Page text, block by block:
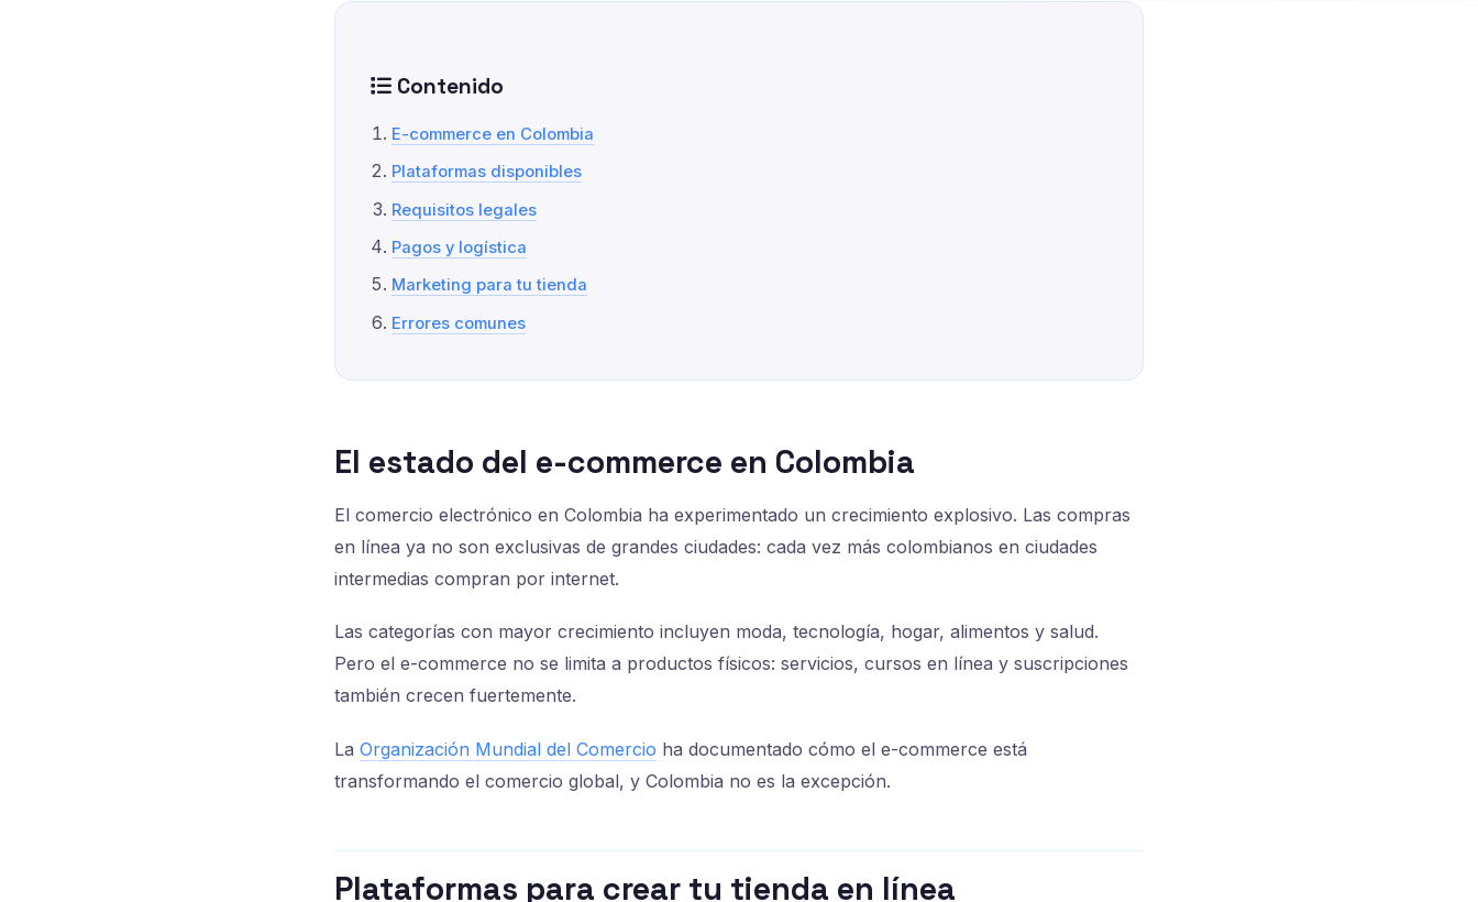
Contenido
E-commerce en Colombia
Plataformas disponibles
Requisitos legales
Pagos y logística
Marketing para tu tienda
Errores comunes
El estado del e-commerce en Colombia
El comercio electrónico en Colombia ha experimentado un crecimiento explosivo. Las compras
en línea ya no son exclusivas de grandes ciudades: cada vez más colombianos en ciudades
intermedias compran por internet.
Las categorías con mayor crecimiento incluyen moda, tecnología, hogar, alimentos y salud.
Pero el e-commerce no se limita a productos físicos: servicios, cursos en línea y suscripciones
también crecen fuertemente.
La Organización Mundial del Comercio ha documentado cómo el e-commerce está
transformando el comercio global, y Colombia no es la excepción.
Plataformas para crear tu tienda en línea